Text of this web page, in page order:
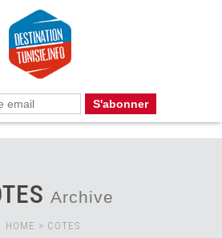
Archive
HOME > COTES